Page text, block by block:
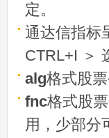
定。
通达信指标
CTRL+I ＞
alg格式股
fnc格式股
用，少部分